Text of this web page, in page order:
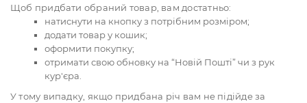
Щоб придбати обраний товар, вам достатньо:
натиснути на кнопку з потрібним розміром;
додати товар у кошик;
оформити покупку;
отримати свою обновку на “Новій Пошті” чи з рук
кур'єра.
У тому випадку, якщо придбана річ вам не підійде за